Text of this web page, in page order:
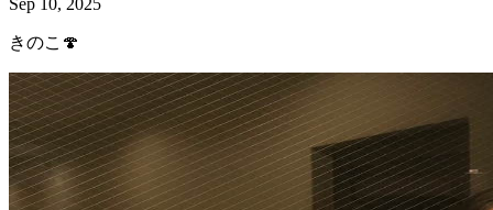
きのこ🍄